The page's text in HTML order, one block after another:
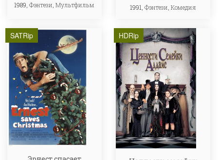
1989,Фэнтези ,Мультфильм 1991,Фэнтези ,Комедия
SATRip HDRip